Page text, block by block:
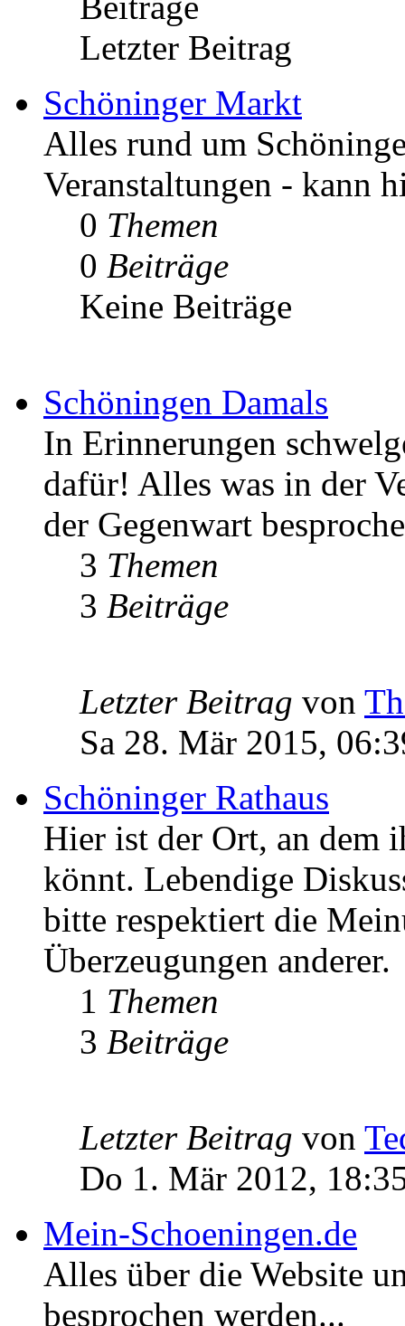
Letzter Beitrag
Schöninger Markt
Alles rund um
Veranstaltungen - kann
0 Themen
0 Beiträge
Keine Beiträge
Schöningen Damals
In Erinnerungen
dafür! Alles was in der
der Gegenwart
3 Themen
3 Beiträge
Letzter Beitrag von
Sa 28. Mär 2015,
Schöninger Rathaus
Hier ist der Ort, an dem
könnt. Lebendige
bitte respektiert die
Überzeugungen anderer.
1 Themen
3 Beiträge
Letzter Beitrag von
Do 1. Mär 2012,
Mein-Schoeningen.de
Alles über die Website
besprochen werden...